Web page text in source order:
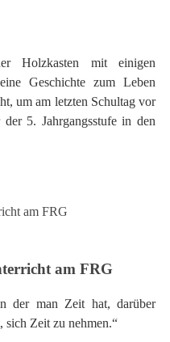
Holzkasten mit einigen
Geschichte zum Leben
um am letzten Schultag vor
5. Jahrgangsstufe in den
am FRG
der man Zeit hat, darüber
sich Zeit zu nehmen.“